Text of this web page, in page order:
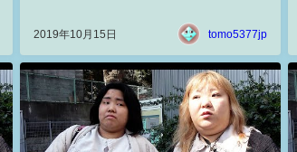
2019年10月15日 tomo5377jp